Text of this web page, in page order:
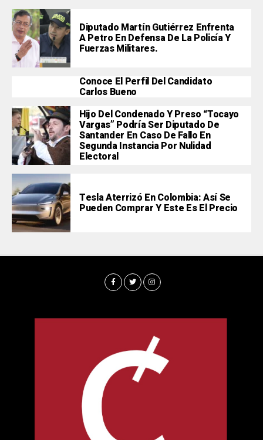
Diputado Martín Gutiérrez Enfrenta
A Petro En Defensa De La Policía Y
Fuerzas Militares.
Conoce El Perfil Del Candidato
Carlos Bueno
Hijo Del Condenado Y Preso “Tocayo
Vargas” Podría Ser Diputado De
Santander En Caso De Fallo En
Segunda Instancia Por Nulidad
Electoral
Tesla Aterrizó En Colombia: Así Se
Pueden Comprar Y Este Es El Precio